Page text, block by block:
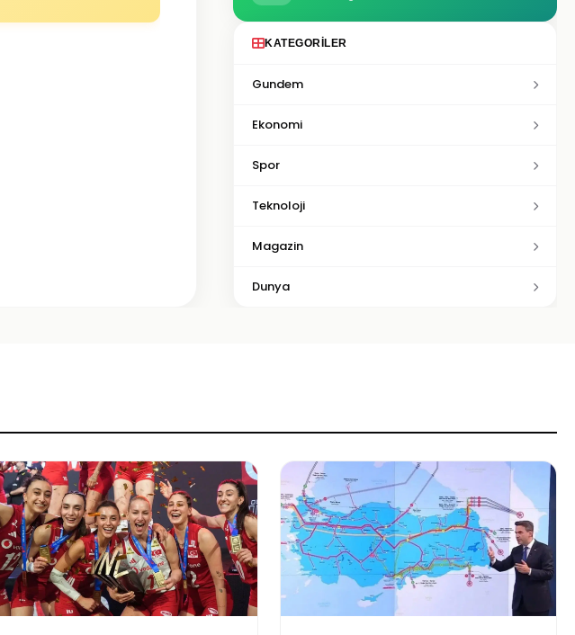
KATEGORILER
Gundem
Ekonomi
Spor
Teknoloji
Magazin
Dunya